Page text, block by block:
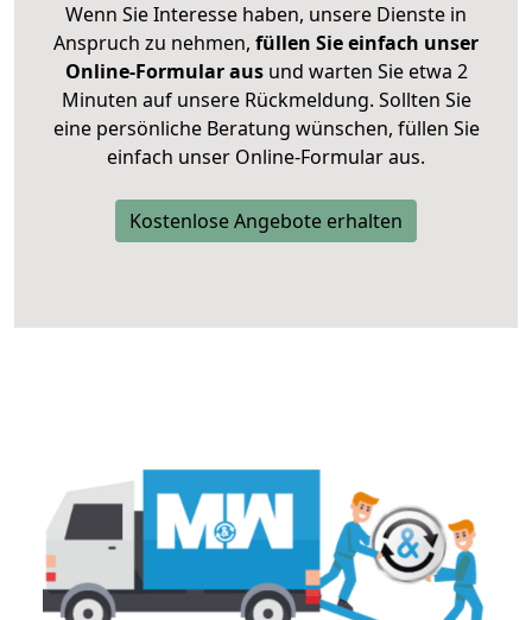
Wenn Sie Interesse haben, unsere Dienste in
Anspruch zu nehmen, füllen Sie einfach unser
Online-Formular ausund warten Sie etwa 2
Minuten auf unsere Rückmeldung. Sollten Sie
eine persönliche Beratung wünschen, füllen Sie
einfach unser Online-Formular aus.
Kostenlose Angebote erhalten